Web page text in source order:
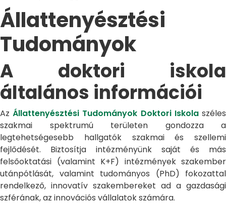
Állattenyésztési
Tudományok
A doktori iskola
általános információi
AzÁllattenyésztési Tudományok Doktori Iskolaszéles
szakmai spektrumú területen gondozza a
legtehetségesebb hallgatók szakmai és szellemi
fejlődését. Biztosítja intézményünk saját és más
felsőoktatási (valamint K+F) intézmények szakember
utánpótlását, valamint tudományos (PhD) fokozattal
rendelkező, innovatív szakembereket ad a gazdasági
szférának, az innovációs vállalatok számára.